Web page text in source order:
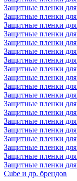
Защитные пленки
Защитные пленки
Защитные пленки
Защитные пленки
Защитные пленки
Защитные пленки
Защитные пленки
Защитные пленки
Защитные пленки
Защитные пленки
Защитные пленки
Защитные пленки
Защитные пленки
Защитные пленки
Защитные пленки
Защитные пленки
Защитные пленки
Защитные пленки
Защитные пленки
Cube и др. брендов